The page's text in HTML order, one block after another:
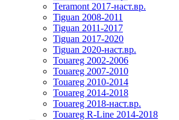
Teramont 2017-наст.вр.
Tiguan 2008-2011
Tiguan 2011-2017
Tiguan 2017-2020
Tiguan 2020-наст.вр.
Touareg 2002-2006
Touareg 2007-2010
Touareg 2010-2014
Touareg 2014-2018
Touareg 2018-наст.вр.
Touareg R-Line 2014-2018